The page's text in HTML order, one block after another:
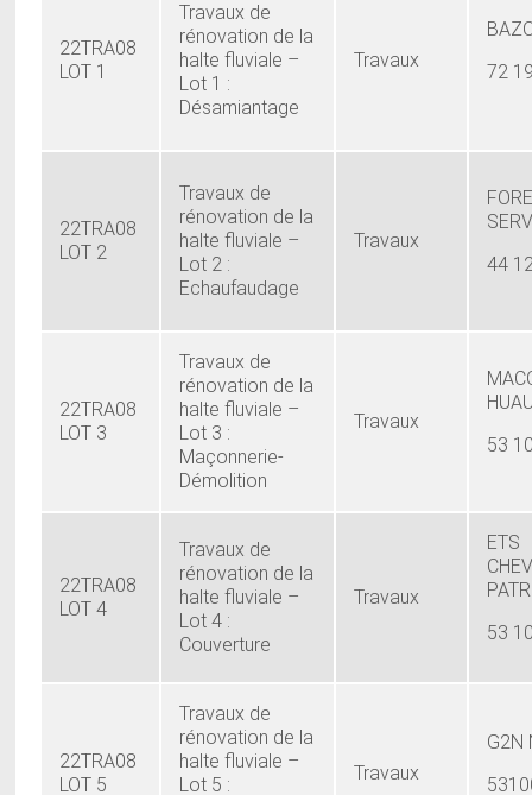
22TRA08
LOT 1
Travaux de
rénovation de la
halte fluviale –
Lot 1 :
Désamiantage
Travaux
72
22TRA08
LOT 2
Travaux de
rénovation de la
halte fluviale –
Lot 2 :
Echaufaudage
Travaux
44
22TRA08
LOT 3
Travaux de
rénovation de la
halte fluviale –
Lot 3 :
Maçonnerie-
Démolition
Travaux
53
22TRA08
LOT 4
Travaux de
rénovation de la
halte fluviale –
Lot 4 :
Couverture
Travaux
ETS
53
22TRA08
LOT 5
Travaux de
rénovation de la
halte fluviale –
Lot 5 :
Travaux
G2N